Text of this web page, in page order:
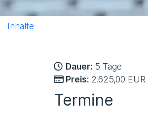
Inhalte
Dauer: 5 Tage
Preis: 2.625,00
Termine